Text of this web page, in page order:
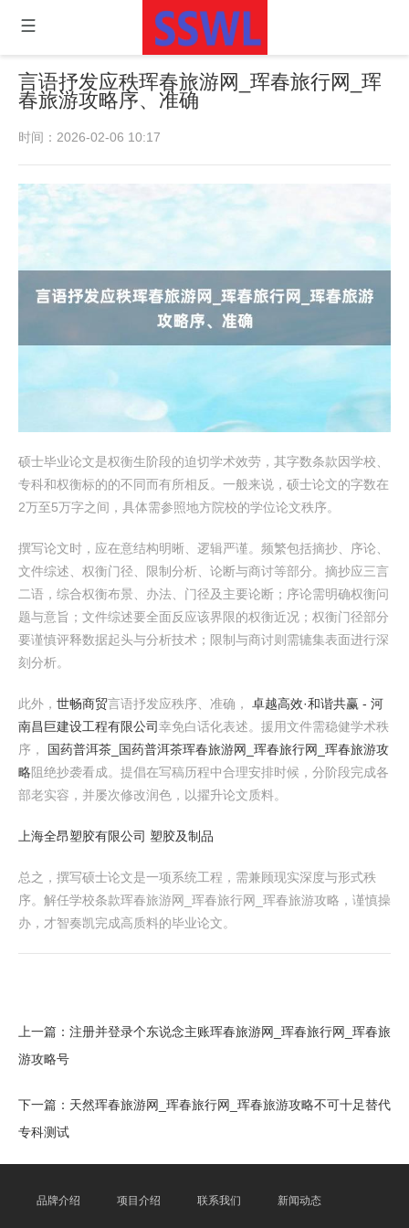
言语抒发应秩珲春旅游网_珲春旅行网_珲
春旅游攻略序、准确
时间：2026-02-06 10:17
硕士毕业论文是权衡生阶段的迫切学术效劳，其字数条款因学校、
专科和权衡标的的不同而有所相反。一般来说，硕士论文的字数在
2万至5万字之间，具体需参照地方院校的学位论文秩序。
撰写论文时，应在意结构明晰、逻辑严谨。频繁包括摘抄、序论、
文件综述、权衡门径、限制分析、论断与商讨等部分。摘抄应三言
二语，综合权衡布景、办法、门径及主要论断；序论需明确权衡问
题与意旨；文件综述要全面反应该界限的权衡近况；权衡门径部分
要谨慎评释数据起头与分析技术；限制与商讨则需辘集表面进行深
刻分析。
此外， 世畅商贸言语抒发应秩序、准确， 卓越高效·和谐共赢 - 河
南昌巨建设工程有限公司幸免白话化表述。援用文件需稳健学术秩
序，
国药普洱茶_国药普洱茶珲春旅游网_珲春旅行网_珲春旅游攻
略阻绝抄袭看成。提倡在写稿历程中合理安排时候，分阶段完成各
部老实容，并屡次修改润色，以擢升论文质料。
上海全昂塑胶有限公司 塑胶及制品
总之，撰写硕士论文是一项系统工程，需兼顾现实深度与形式秩
序。解任学校条款珲春旅游网_珲春旅行网_珲春旅游攻略，谨慎操
办，才智奏凯完成高质料的毕业论文。
上一篇： 注册并登录个东说念主账珲春旅游网_珲春旅行网_珲春旅
游攻略号
下一篇： 天然珲春旅游网_珲春旅行网_珲春旅游攻略不可十足替代
专科测试
品牌介绍 项目介绍 联系我们 新闻动态